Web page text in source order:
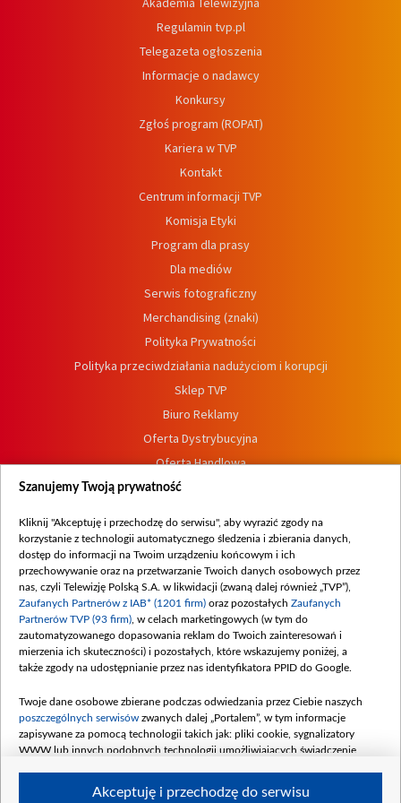
Regulamin tvp.pl
Telegazeta ogłoszenia
Informacje o nadawcy
Konkursy
Zgłoś program (ROPAT)
Kariera w TVP
Kontakt
Centrum informacji TVP
Komisja Etyki
Program dla prasy
Dla mediów
Serwis fotograficzny
Merchandising (znaki)
Polityka Prywatności
Polityka przeciwdziałania nadużyciom i korupcji
Sklep TVP
Biuro Reklamy
Oferta Dystrybucyjna
Oferta Handlowa
Dostępność
Procedura zgłoszeń wewnętrznych
Szanujemy Twoją prywatność
Kliknij "Akceptuję i przechodzę do serwisu", aby wyrazić zgody na
korzystanie z technologii automatycznego śledzenia i zbierania danych,
dostęp do informacji na Twoim urządzeniu końcowym i ich
przechowywanie oraz na przetwarzanie Twoich danych osobowych przez
nas, czyli Telewizję Polską S.A. w likwidacji (zwaną dalej również „TVP”),
Zaufanych Partnerów z IAB* (1201 firm) oraz pozostałych Zaufanych
Partnerów TVP (93 firm) , w celach marketingowych (w tym do
zautomatyzowanego dopasowania reklam do Twoich zainteresowań i
mierzenia ich skuteczności) i pozostałych, które wskazujemy poniżej, a
także zgody na udostępnianie przez nas identyfikatora PPID do Google.
Twoje dane osobowe zbierane podczas odwiedzania przez Ciebie naszych
poszczególnych serwisów zwanych dalej „Portalem”, w tym informacje
zapisywane za pomocą technologii takich jak: pliki cookie, sygnalizatory
WWW lub innych podobnych technologii umożliwiających świadczenie
Akceptuję i przechodzę do serwisu